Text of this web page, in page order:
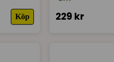
Köp 229 kr